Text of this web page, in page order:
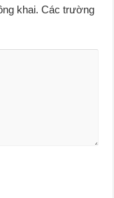
khai. Các trường